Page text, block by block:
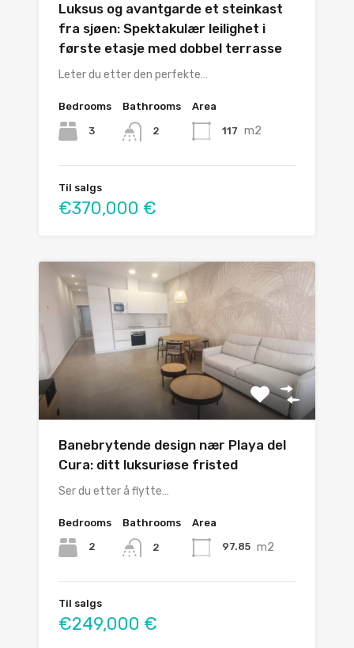
Luksus og avantgarde et steinkast
fra sjøen: Spektakulær leilighet i
første etasje med dobbel terrasse
Leter du etter den perfekte…
Bedrooms
3
Bathrooms
2
Area
117 m2
Til salgs
€370,000 €
Banebrytende design nær Playa del
Cura: ditt luksuriøse fristed
Ser du etter å flytte…
Bedrooms
2
Bathrooms
2
Area
97.85 m2
Til salgs
€249,000 €